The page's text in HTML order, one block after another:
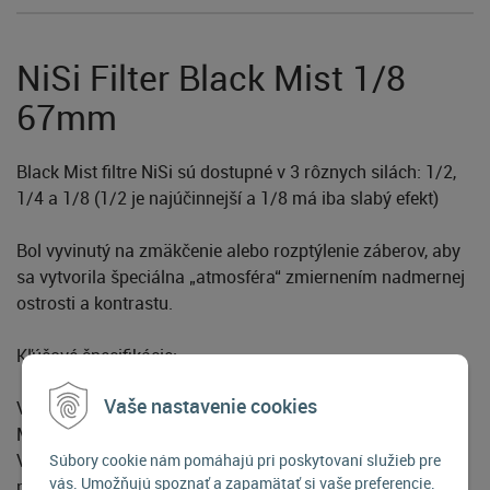
Vaše nastavenie cookies
Súbory cookie nám pomáhajú pri poskytovaní služieb pre
vás. Umožňujú spoznať a zapamätať si vaše preferencie.
NiSi Filter Black Mist 1/8
67mm
Black Mist filtre NiSi sú dostupné v 3 rôznych silách: 1/2,
1/4 a 1/8 (1/2 je najúčinnejší a 1/8 má iba slabý efekt)
Bol vyvinutý na zmäkčenie alebo rozptýlenie záberov, aby
sa vytvorila špeciálna „atmosféra“ zmiernením nadmernej
ostrosti a kontrastu.
Kľúčové špecifikácie:
Vytvára jemné svetlo podobné pastelu
Má ďalšiu vrstvu čiernych škvŕn
V porovnaní s tradičnými difúznymi filtrami poskytuje